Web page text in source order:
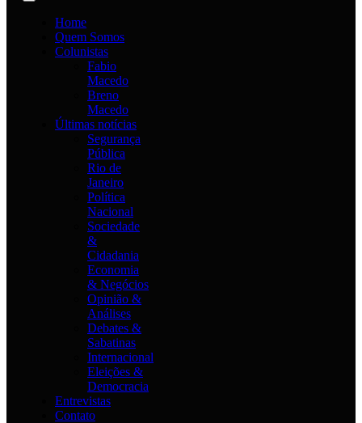
Home
Quem Somos
Colunistas
Fabio
Macedo
Breno
Macedo
Últimas notícias
Segurança
Pública
Rio de
Janeiro
Política
Nacional
Sociedade
&
Cidadania
Economia
& Negócios
Opinião &
Análises
Debates &
Sabatinas
Internacional
Eleições &
Democracia
Entrevistas
Contato